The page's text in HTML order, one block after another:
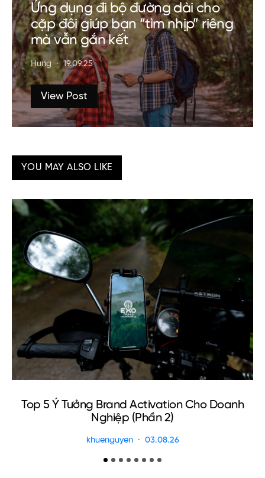
Ứng dụng đi bộ đường dài cho
cặp đôi giúp bạn “tìm nhịp” riêng
mà vẫn gắn kết
Hung 19.09.25
View Post
YOU MAY ALSO LIKE
Top 5 Ý Tưởng Brand Activation Cho Doanh
Nghiệp (Phần 2)
khuenguyen 03.08.26